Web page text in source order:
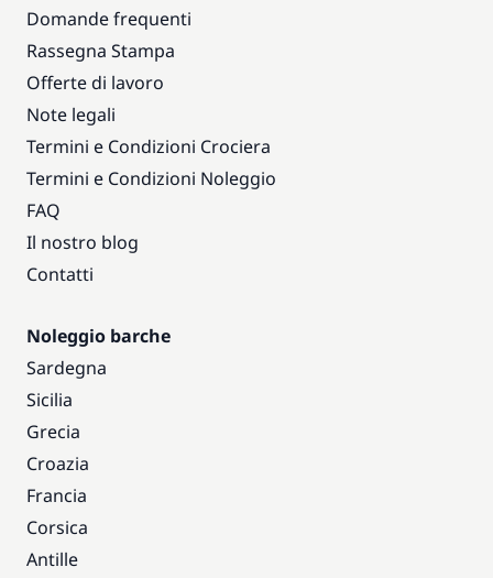
Domande frequenti
Rassegna Stampa
Offerte di lavoro
Note legali
Termini e Condizioni Crociera
Termini e Condizioni Noleggio
FAQ
Il nostro blog
Contatti
Noleggio barche
Sardegna
Sicilia
Grecia
Croazia
Francia
Corsica
Antille